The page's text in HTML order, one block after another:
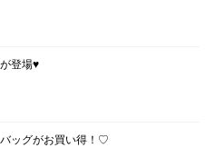
登場♥
ッグがお買い得！♡